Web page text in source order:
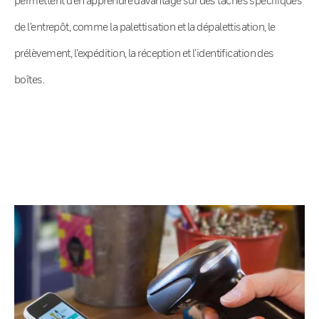
de l’entrepôt, comme la palettisation et la dépalettisation, le
prélèvement, l’expédition, la réception et l’identification des
boîtes.